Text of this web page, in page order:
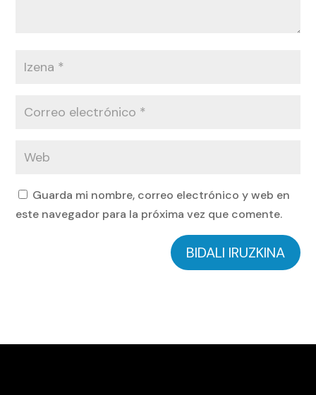
Guarda mi nombre, correo electrónico y web en
este navegador para la próxima vez que comente.
BIDALI IRUZKINA